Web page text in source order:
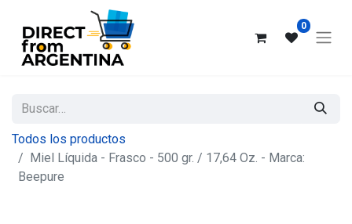
0
Todos los productos
Miel Líquida - Frasco - 500 gr. / 17,64 Oz. - Marca:
Beepure